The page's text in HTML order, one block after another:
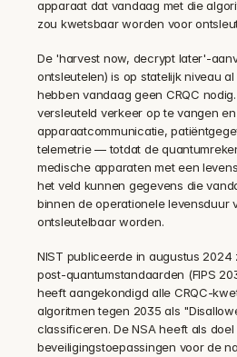
apparaat dat vandaag met die
zou kwetsbaar worden voor
De 'harvest now, decrypt later'-
ontsleutelen) is op statelijk niveau
hebben vandaag geen CRQC
versleuteld verkeer op te vangen
apparaatcommunicatie,
telemetrie — totdat de
medische apparaten met een
het veld kunnen gegevens die
binnen de operationele levensduur
ontsleutelbaar worden.
NIST publiceerde in augustus 2024
post-quantumstandaarden (FIPS
heeft aangekondigd alle CRQC-
algoritmen tegen 2035 als
classificeren. De NSA heeft als doel
beveiligingstoepassingen voor de